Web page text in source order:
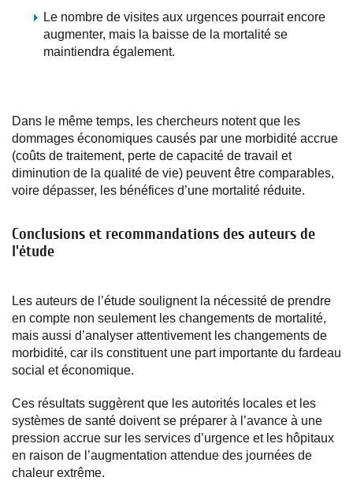
Le nombre de visites aux urgences pourrait encore
augmenter, mais la baisse de la mortalité se
maintiendra également.
Dans le même temps, les chercheurs notent que les
dommages économiques causés par une morbidité accrue
(coûts de traitement, perte de capacité de travail et
diminution de la qualité de vie) peuvent être comparables,
voire dépasser, les bénéfices d’une mortalité réduite.
Conclusions et recommandations des auteurs de
l'étude
Les auteurs de l’étude soulignent la nécessité de prendre
en compte non seulement les changements de mortalité,
mais aussi d’analyser attentivement les changements de
morbidité, car ils constituent une part importante du fardeau
social et économique.
Ces résultats suggèrent que les autorités locales et les
systèmes de santé doivent se préparer à l’avance à une
pression accrue sur les services d’urgence et les hôpitaux
en raison de l’augmentation attendue des journées de
chaleur extrême.